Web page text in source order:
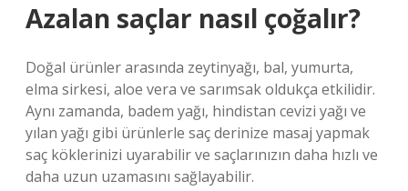
Azalan saçlar nasıl çoğalır?
Doğal ürünler arasında zeytinyağı, bal, yumurta,
elma sirkesi, aloe vera ve sarımsak oldukça etkilidir.
Aynı zamanda, badem yağı, hindistan cevizi yağı ve
yılan yağı gibi ürünlerle saç derinize masaj yapmak
saç köklerinizi uyarabilir ve saçlarınızın daha hızlı ve
daha uzun uzamasını sağlayabilir.